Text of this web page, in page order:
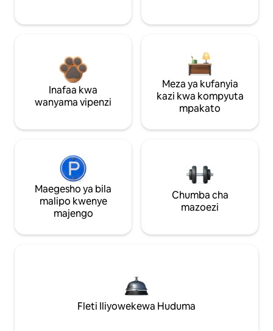
Inafaa kwa
wanyama vipenzi
Meza ya kufanyia
kazi kwa kompyuta
mpakato
Maegesho ya bila
malipo kwenye
majengo
Chumba cha
mazoezi
Fleti Iliyowekewa Huduma